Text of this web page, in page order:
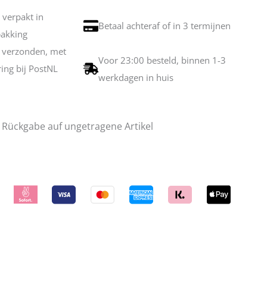
in
Betaal achteraf of in 3 termijnen
met
bij PostNL
Voor 23:00 besteld, binnen 1-3
werkdagen in huis
Rückgabe auf ungetragene Artikel